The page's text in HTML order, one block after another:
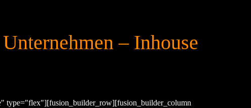
– Inhouse
type="flex"][fusion_builder_row][fusion_builder_column